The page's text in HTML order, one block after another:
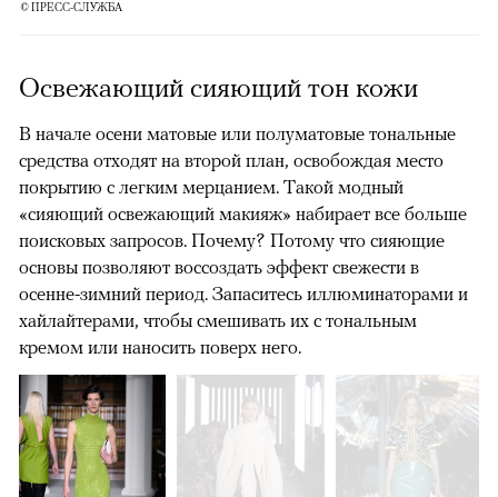
© ПРЕСС-СЛУЖБА
Освежающий сияющий тон кожи
В начале осени матовые или полуматовые тональные
средства отходят на второй план, освобождая место
покрытию с легким мерцанием. Такой модный
«сияющий освежающий макияж» набирает все больше
поисковых запросов. Почему? Потому что сияющие
основы позволяют воссоздать эффект свежести в
осенне-зимний период. Запаситесь иллюминаторами и
хайлайтерами, чтобы смешивать их с тональным
кремом или наносить поверх него.